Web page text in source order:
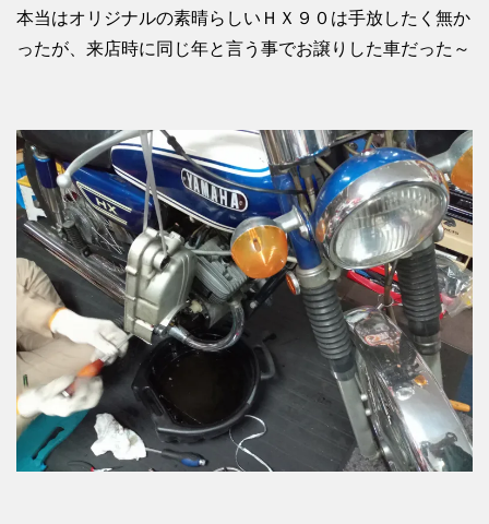
本当はオリジナルの素晴らしいＨＸ９０は手放したく無か
ったが、来店時に同じ年と言う事でお譲りした車だった～